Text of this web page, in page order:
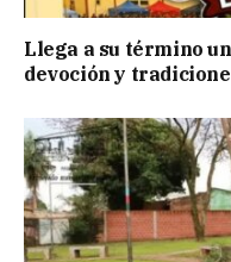
Llega a su término
devoción y